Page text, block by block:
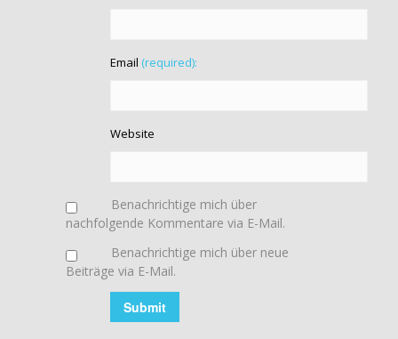
Email (required):
Website
Benachrichtige mich über
nachfolgende Kommentare via E-Mail.
Benachrichtige mich über neue
Beiträge via E-Mail.